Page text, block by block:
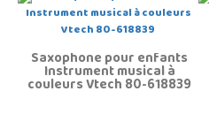
Saxophone pour enfants
Instrument musical à
couleurs Vtech 80-618839